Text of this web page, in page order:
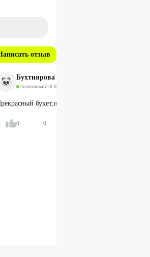
отзыв
Бухтиярова Анастасия Бухтиярова
Позитивный·20.04.2026
букет,именниница в восторге!!!!!
0 0